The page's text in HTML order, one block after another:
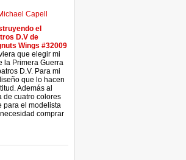
Capell
el
D.V de
Wings #32009
que elegir mi
la Primera Guerra
D.V. Para mi
que lo hacen
Además al
de cuatro colores
para el modelista
comprar